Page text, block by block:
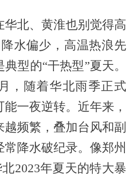
北、黄淮也别觉得高
水偏少，高温热浪先
型的“干热型”夏天。
，随着华北雨季正式
一夜逆转。近年来，
频繁，叠加台风和副
常降水破纪录。像郑州
北2023年夏天的特大暴